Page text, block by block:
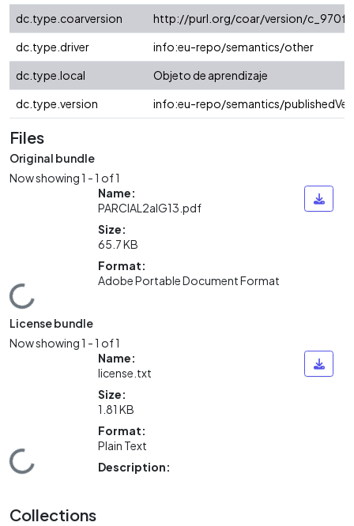
dc.type.coarversion
http://purl.org/coar/version/
dc.type.driver
info:eu-repo/semantics/other
dc.type.local
Objeto de aprendizaje
dc.type.version
info:eu-repo/semantics/
Files
Original bundle
Now showing1 - 1 of 1
Loading...
Name:
PARCIAL2alG13.pdf
Size:
65.7 KB
Format:
Adobe Portable Document Format
License bundle
Now showing1 - 1 of 1
Loading...
Name:
license.txt
Size:
1.81 KB
Format:
Plain Text
Description:
Collections